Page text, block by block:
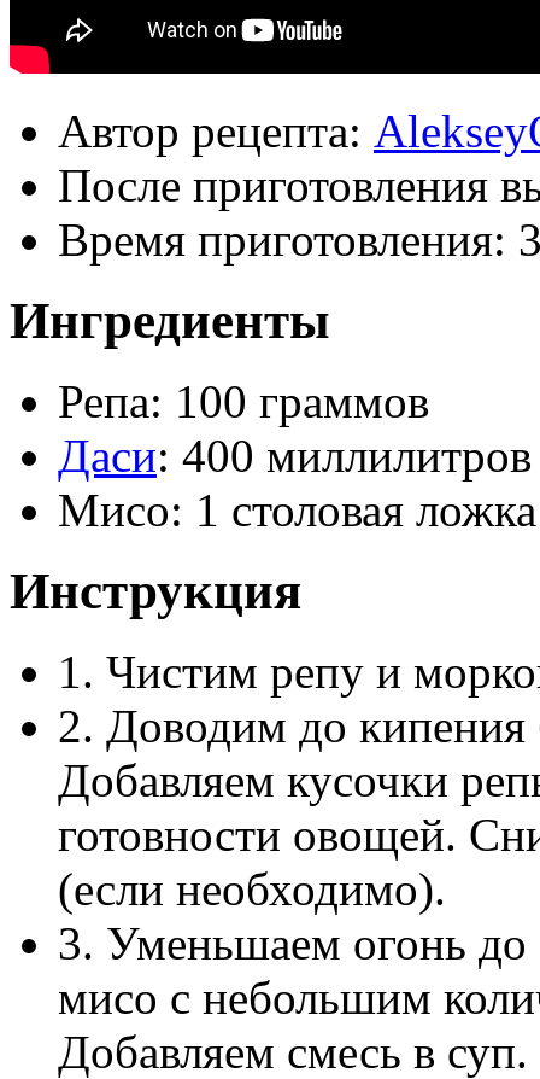
Автор рецепта:
После приготовления
Время приготовления:
Ингредиенты
Репа: 100 граммов
Даси: 400 миллилитров
Мисо: 1 столовая ложка
Инструкция
1. Чистим репу и
2. Доводим до кипения
Добавляем кусочки
готовности овощей.
(если необходимо).
3. Уменьшаем огонь до
мисо с небольшим
Добавляем смесь в суп.